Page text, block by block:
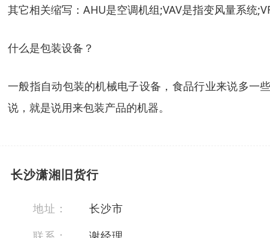
其它相关缩写：AHU是空调机组;VAV是指变风量系统
什么是包装设备？
一般指自动包装的机械电子设备，食品行业来说多一
说，就是说用来包装产品的机器。
长沙潇湘旧货行
地址：
长沙市